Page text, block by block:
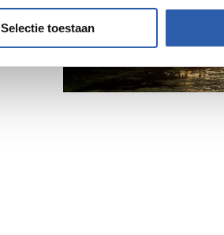
Selectie toestaan